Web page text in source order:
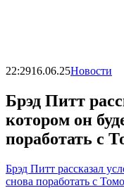
22:2916.06.25Новости
Брэд Питт
котором он
поработать с
Брэд Питт рассказал
снова поработать с